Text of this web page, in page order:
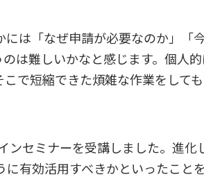
は「なぜ申請が必要なのか」「
は難しいかなと感じます。個人
で短縮できた煩雑な作業をして
ンセミナーを受講しました。進
有効活用すべきかといったこと